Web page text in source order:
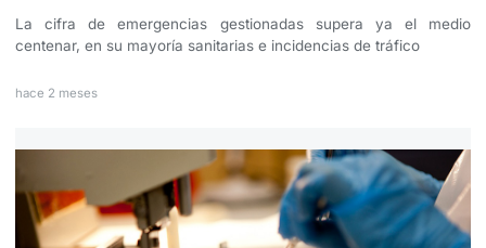
La cifra de emergencias gestionadas supera ya el medio
centenar, en su mayoría sanitarias e incidencias de tráfico
hace 2 meses